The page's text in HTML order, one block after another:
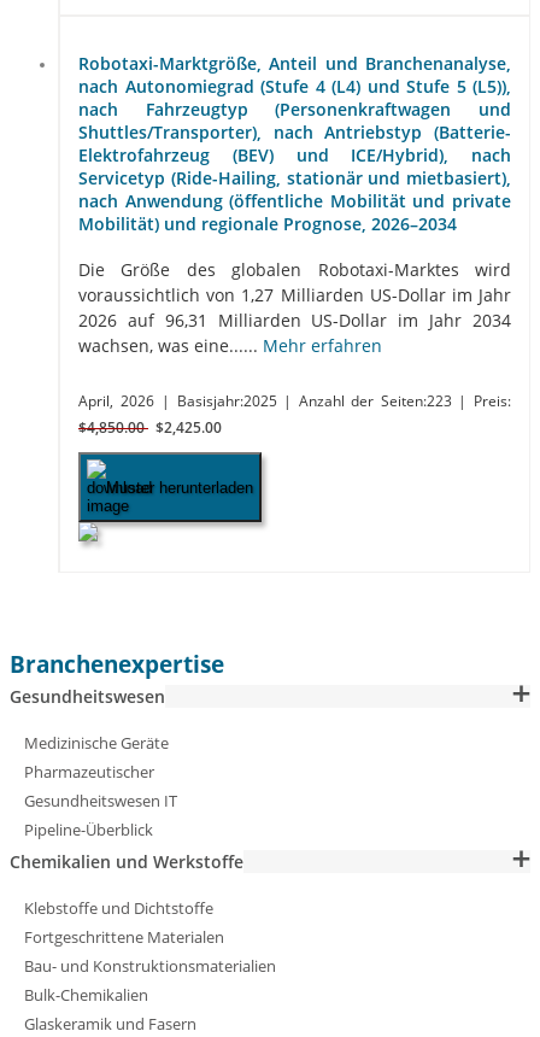
Robotaxi-Marktgröße, Anteil und Branchenanalyse,
nach Autonomiegrad (Stufe 4 (L4) und Stufe 5 (L5)),
nach Fahrzeugtyp (Personenkraftwagen und
Shuttles/Transporter), nach Antriebstyp (Batterie-
Elektrofahrzeug (BEV) und ICE/Hybrid), nach
Servicetyp (Ride-Hailing, stationär und mietbasiert),
nach Anwendung (öffentliche Mobilität und private
Mobilität) und regionale Prognose, 2026–2034
Die Größe des globalen Robotaxi-Marktes wird
voraussichtlich von 1,27 Milliarden US-Dollar im Jahr
2026 auf 96,31 Milliarden US-Dollar im Jahr 2034
wachsen, was eine...... Mehr erfahren
April, 2026 | Basisjahr:2025 | Anzahl der Seiten:223 | Preis:
$4,850.00 $2,425.00
Muster herunterladen
Branchenexpertise
Gesundheitswesen
Medizinische Geräte
Pharmazeutischer
Gesundheitswesen IT
Pipeline-Überblick
Chemikalien und Werkstoffe
Klebstoffe und Dichtstoffe
Fortgeschrittene Materialen
Bau- und Konstruktionsmaterialien
Bulk-Chemikalien
Glaskeramik und Fasern